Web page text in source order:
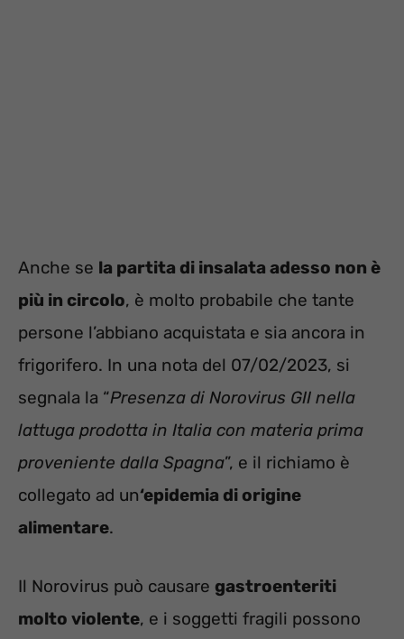
Anche se la partita di insalata adesso non è
più in circolo, è molto probabile che tante
persone l’abbiano acquistata e sia ancora in
frigorifero. In una nota del 07/02/2023, si
segnala la “Presenza di Norovirus GII nella
lattuga prodotta in Italia con materia prima
proveniente dalla Spagna”, e il richiamo è
collegato ad un‘epidemia di origine
alimentare.
Il Norovirus può causare gastroenteriti
molto violente, e i soggetti fragili possono